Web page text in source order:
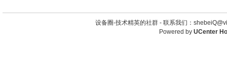
设备圈-技术精英的社群 - 联系我们：
Powered by UCenter